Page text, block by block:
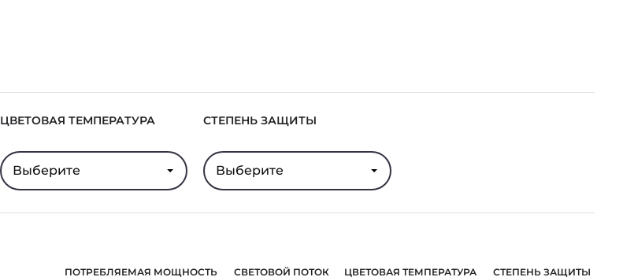
ЦВЕТОВАЯ ТЕМПЕРАТУРА
Выберите
СТЕПЕНЬ ЗАЩИТЫ
Выберите
ПОТРЕБЛЯЕМАЯ МОЩНОСТЬ СВЕТОВОЙ ПОТОК ЦВЕТОВАЯ ТЕМПЕРАТУРА СТЕПЕНЬ ЗАЩИТЫ